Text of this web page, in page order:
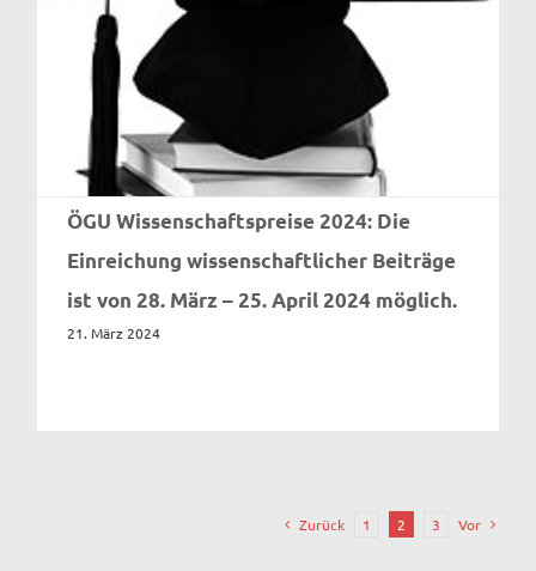
ÖGU Wissenschaftspreise 2024: Die
Einreichung wissenschaftlicher Beiträge
ist von 28. März – 25. April 2024 möglich.
21. März 2024
Zurück 1 2 3 Vor